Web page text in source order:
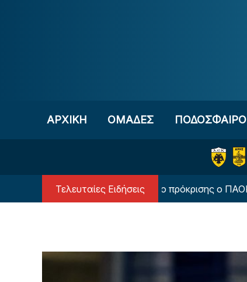
ΑΡΧΙΚΗ OΜΑΔΕΣ ΠΟΔΟΣΦΑΙΡΟ
Τελευταίες Ειδήσεις
να... στρώσει δρόμο πρόκρισης ο ΠΑΟΚ